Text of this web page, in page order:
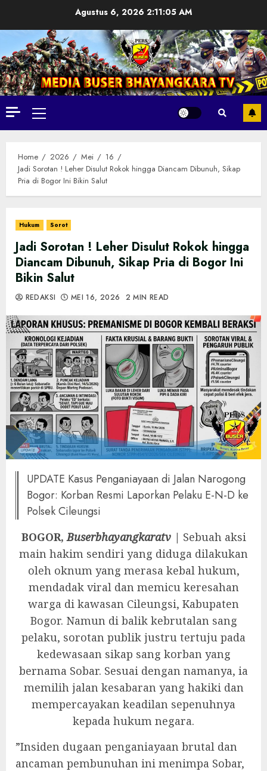
Agustus 6, 20262:11:07 AM
Primary
Menu
Home 2026 Mei
16
‎Jadi Sorotan ! Leher Disulut Rokok hingga Diancam Dibunuh, Sikap
Pria di Bogor Ini Bikin Salut
Hukum Sorot
‎Jadi Sorotan ! Leher Disulut Rokok hingga
Diancam Dibunuh, Sikap Pria di Bogor Ini
Bikin Salut
REDAKSI MEI 16, 2026 2 MIN READ
‎UPDATE Kasus Penganiayaan di Jalan Narogong
Bogor: Korban Resmi Laporkan Pelaku E-N-D ke
Polsek Cileungsi
‎BOGOR,Buserbhayangkaratv| Sebuah aksi
main hakim sendiri yang diduga dilakukan
oleh oknum yang merasa kebal hukum,
mendadak viral dan memicu keresahan
warga di kawasan Cileungsi, Kabupaten
Bogor. Namun di balik kebrutalan sang
pelaku, sorotan publik justru tertuju pada
kedewasaan sikap sang korban yang
bernama Sobar. Sesuai dengan namanya, ia
memilih jalan kesabaran yang hakiki dan
mempercayakan keadilan sepenuhnya
kepada hukum negara.
‎”Insiden dugaan penganiayaan brutal dan
ancaman pembunuhan ini menimpa Sobar,